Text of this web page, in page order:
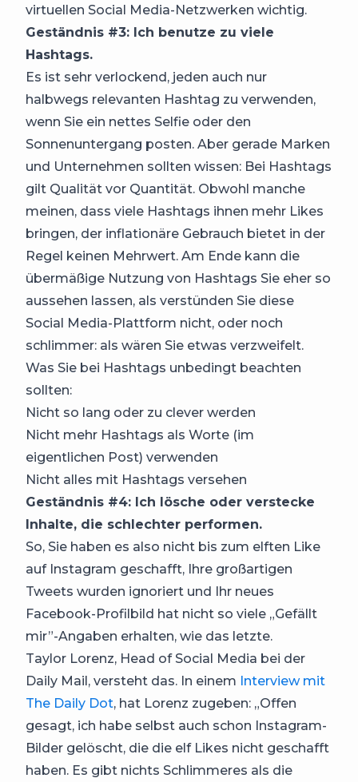
virtuellen Social Media-Netzwerken wichtig.
Geständnis #3: Ich benutze zu viele
Hashtags.
Es ist sehr verlockend, jeden auch nur
halbwegs relevanten Hashtag zu verwenden,
wenn Sie ein nettes Selfie oder den
Sonnenuntergang posten. Aber gerade Marken
und Unternehmen sollten wissen: Bei Hashtags
gilt Qualität vor Quantität. Obwohl manche
meinen, dass viele Hashtags ihnen mehr Likes
bringen, der inflationäre Gebrauch bietet in der
Regel keinen Mehrwert. Am Ende kann die
übermäßige Nutzung von Hashtags Sie eher so
aussehen lassen, als verstünden Sie diese
Social Media-Plattform nicht, oder noch
schlimmer: als wären Sie etwas verzweifelt.
Was Sie bei Hashtags unbedingt beachten
sollten:
Nicht so lang oder zu clever werden
Nicht mehr Hashtags als Worte (im
eigentlichen Post) verwenden
Nicht alles mit Hashtags versehen
Geständnis #4: Ich lösche oder verstecke
Inhalte, die schlechter performen.
So, Sie haben es also nicht bis zum elften Like
auf Instagram geschafft, Ihre großartigen
Tweets wurden ignoriert und Ihr neues
Facebook-Profilbild hat nicht so viele „Gefällt
mir”-Angaben erhalten, wie das letzte.
Taylor Lorenz, Head of Social Media bei der
Daily Mail, versteht das. In einem Interview mit
The Daily Dot, hat Lorenz zugeben: „Offen
gesagt, ich habe selbst auch schon Instagram-
Bilder gelöscht, die die elf Likes nicht geschafft
haben. Es gibt nichts Schlimmeres als die